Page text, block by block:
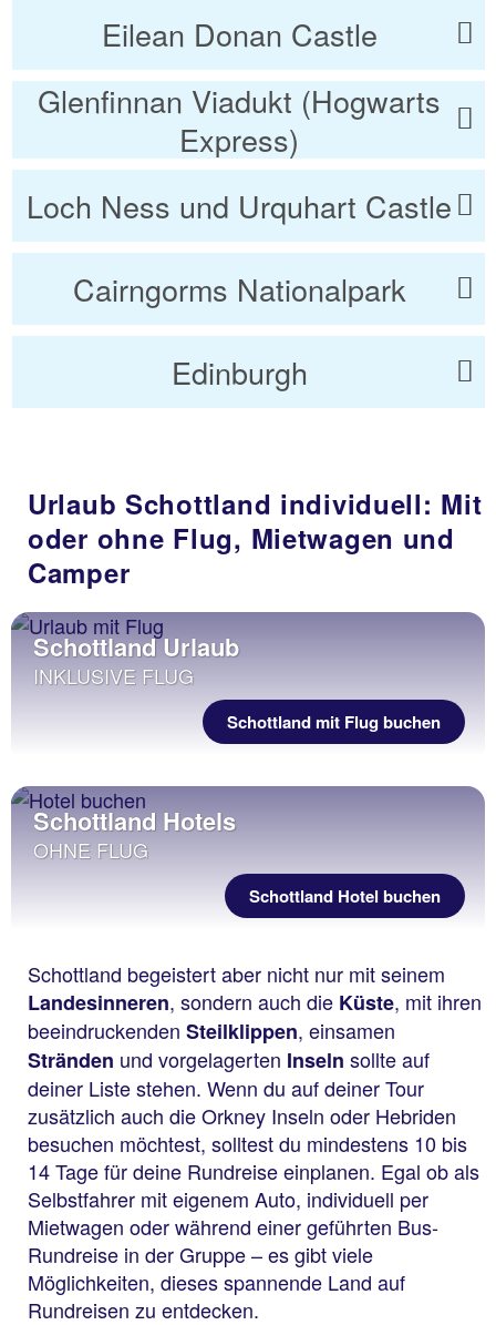
Eilean Donan Castle
Glenfinnan Viadukt (Hogwarts
Express)
Loch Ness und Urquhart Castle
Cairngorms Nationalpark
Edinburgh
...mit TUI Rundreisen!
Alle TUI Rundreisen
Urlaub Schottland individuell: Mit
oder ohne Flug, Mietwagen und
Camper
Schottland Urlaub
INKLUSIVE FLUG
Schottland mit Flug buchen
Schottland Hotels
OHNE FLUG
Schottland Hotel buchen
Schottland begeistert aber nicht nur mit seinem
Landesinneren, sondern auch die Küste, mit ihren
beeindruckenden Steilklippen, einsamen
Stränden und vorgelagerten Inseln sollte auf
deiner Liste stehen. Wenn du auf deiner Tour
zusätzlich auch die Orkney Inseln oder Hebriden
besuchen möchtest, solltest du mindestens 10 bis
14 Tage für deine Rundreise einplanen. Egal ob als
Selbstfahrer mit eigenem Auto, individuell per
Mietwagen oder während einer geführten Bus-
Rundreise in der Gruppe – es gibt viele
Möglichkeiten, dieses spannende Land auf
Rundreisen zu entdecken.